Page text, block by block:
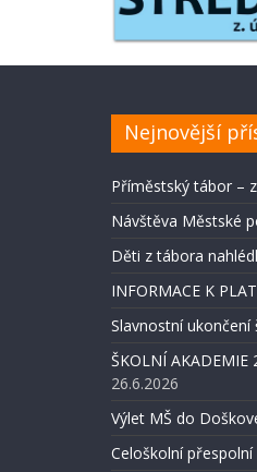
Nejnovější
Příměstský tábor –
Návštěva Městské
Děti z tábora
INFORMACE K
Slavnostní
ŠKOLNÍ
26.6.2026
Výlet MŠ do
Celoškolní přespolní